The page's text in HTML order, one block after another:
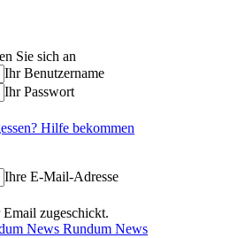
Sie sich an
Ihr Benutzername
Ihr Passwort
Hilfe bekommen
Ihre E-Mail-Adresse
zugeschickt.
Rundum News